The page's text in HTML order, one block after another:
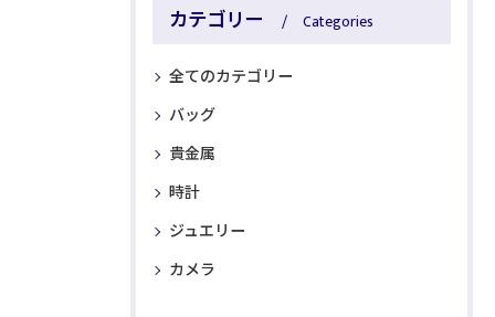
カテゴリー Categories
全てのカテゴリー
バッグ
貴金属
時計
ジュエリー
カメラ